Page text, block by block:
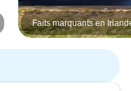
Faits marquants en